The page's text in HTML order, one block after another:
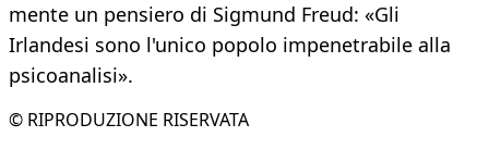
mente un pensiero di Sigmund Freud: «Gli
Irlandesi sono l'unico popolo impenetrabile alla
psicoanalisi».
© RIPRODUZIONE RISERVATA